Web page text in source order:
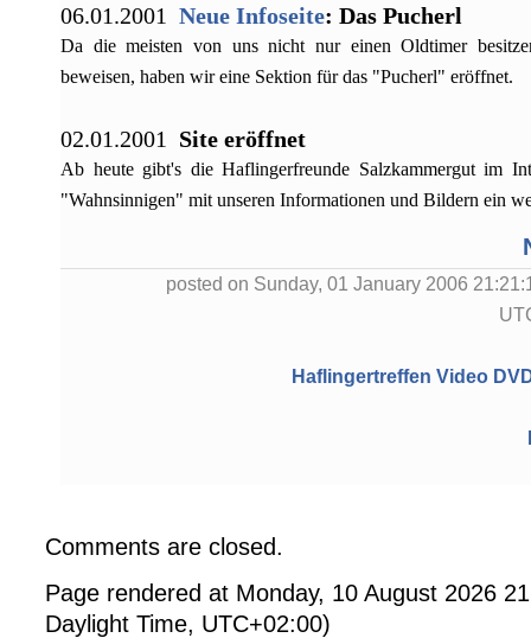
06.01.2001 Neue Infoseite: Das Pucherl
Da die meisten von uns nicht nur einen Oldtimer
beweisen, haben wir eine Sektion für das "Pucherl" eröffnet.
02.01.2001 Site eröffnet
Ab heute gibt's die Haflingerfreunde Salzkammergut im
"Wahnsinnigen" mit unseren Informationen und Bildern ein
posted on Sunday, 01 January 2006
Haflingertreffen Video
Comments are closed.
Page rendered at Monday, 10 August 2026
Daylight Time, UTC+02:00)